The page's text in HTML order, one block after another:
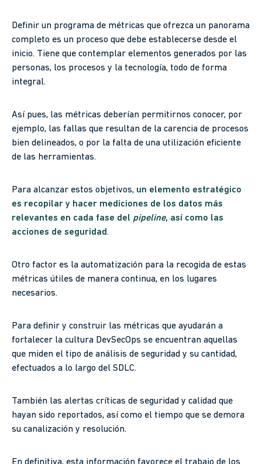
Definir un programa de métricas que ofrezca un panorama
completo es un proceso que debe establecerse desde el
inicio. Tiene que contemplar elementos generados por las
personas, los procesos y la tecnología, todo de forma
integral.
Así pues, las métricas deberían permitirnos conocer, por
ejemplo, las fallas que resultan de la carencia de procesos
bien delineados, o por la falta de una utilización eficiente
de las herramientas.
Para alcanzar estos objetivos, un elemento estratégico
es recopilar y hacer mediciones de los datos más
relevantes en cada fase del pipeline, así como las
acciones de seguridad.
Otro factor es la automatización para la recogida de estas
métricas útiles de manera continua, en los lugares
necesarios.
Para definir y construir las métricas que ayudarán a
fortalecer la cultura DevSecOps se encuentran aquellas
que miden el tipo de análisis de seguridad y su cantidad,
efectuados a lo largo del SDLC.
También las alertas críticas de seguridad y calidad que
hayan sido reportados, así como el tiempo que se demora
su canalización y resolución.